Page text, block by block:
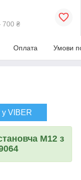
700 ₴
Оплата Умови
у VIBER
М12 з